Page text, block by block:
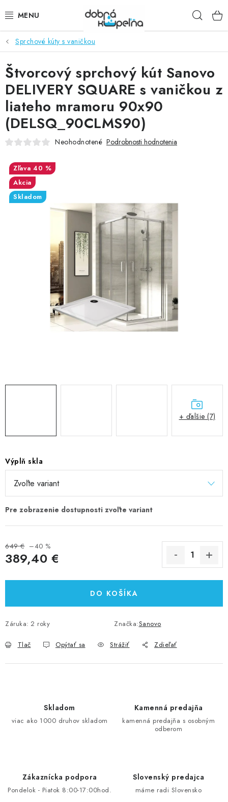
na
SPRCHOVÉ KÚTY
SPRCHOVÉ DVERE
BATÉRIE
VANE
DOPLNKY
SANITA
PRÍSLUŠENSTVO K SPRCHOVÝM KÚTOM A
NÁHRADNÉ DIELY
Doprava a Platby
Obchodné podmienky
Reklamačný poriadok
Ochrana osobných údajov GDPR
Kontakty
Predajňa Nitra
Sprchové kúty s vaničkou
Výplň skla
649 € –40 %
389,40 €
DO KOŠÍKA
Záruka: 2 roky Značka:Sanovo
Tlač Opýtať sa Strážiť Zdieľať
Štvorcový sprchový kút Sanovo
DELIVERY SQUARE s vaničkou z
liateho mramoru 90x90
(DELSQ_90CLMS90)
Neohodnotené Podrobnosti hodnotenia
40 %
Akcia
Skladom
+ ďalšie (7)
Skladom
viac ako 1000 druhov skladom
Kamenná predajňa
kamenná predajňa s osobným
odberom
Zákaznícka podpora
Pondelok - Piatok 8:00-17:00hod.
Slovenský predajca
máme radi Slovensko